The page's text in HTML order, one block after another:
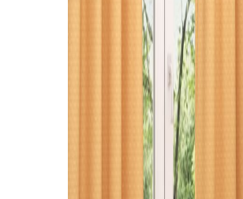
Gardinenstange